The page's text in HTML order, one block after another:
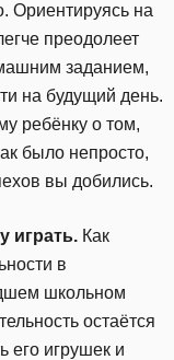
Ориентируясь на
преодолеет
заданием,
на будущий день.
ребёнку о том,
было непросто,
вы добились.
играть. Как
в
школьном
остаётся
его игрушек и